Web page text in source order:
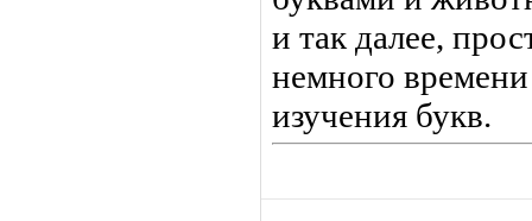
и так далее,
немного
изучения букв.